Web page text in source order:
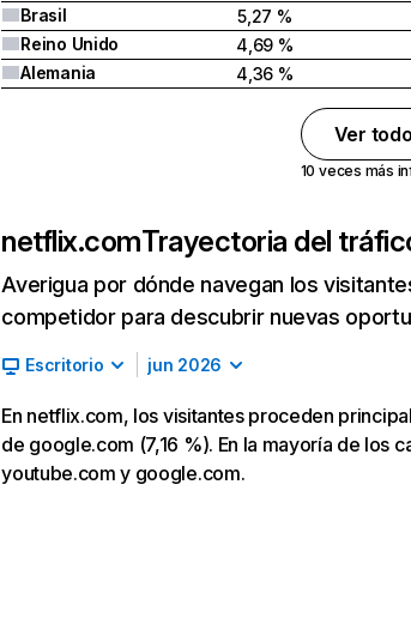
Brasil
5,27 %
Reino Unido
4,69 %
Alemania
4,36 %
Ver
10 veces más
netflix.comTrayectoria del
Averigua por dónde navegan los
competidor para descubrir nuevas
Escritorio jun 2026
En netflix.com, los visitantes proceden
de google.com (7,16 %). En la mayoría de los
youtube.com y google.com.